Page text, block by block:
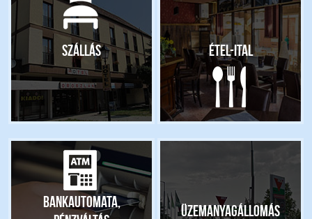
Szállás Étel-ital
Bankautomata,
Üzemanyagállomás